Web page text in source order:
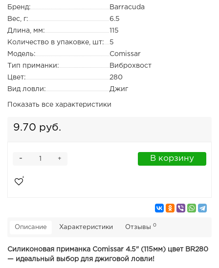
Бренд:
Barracuda
Вес, г:
6.5
Длина, мм:
115
Количество в упаковке, шт:
5
Модель:
Comissar
Тип приманки:
Виброхвост
Цвет:
280
Вид ловли:
Джиг
Показать все характеристики
9.70 руб.
+
- В корзину
Описание Характеристики Отзывы 0
Силиконовая приманка Comissar 4.5" (115мм) цвет BR280
— идеальный выбор для джиговой ловли!